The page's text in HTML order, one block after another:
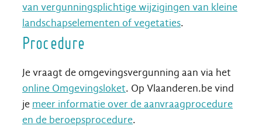
van vergunningsplichtige wijzigingen van kleine
landschapselementen of vegetaties.
Procedure
Je vraagt de omgevingsvergunning aan via het
online Omgevingsloket. Op Vlaanderen.be vind
je meer informatie over de aanvraagprocedure
en de beroepsprocedure.